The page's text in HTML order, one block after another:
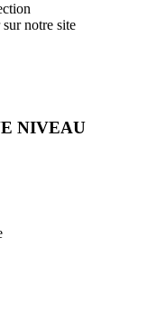
sur notre site
NIVEAU